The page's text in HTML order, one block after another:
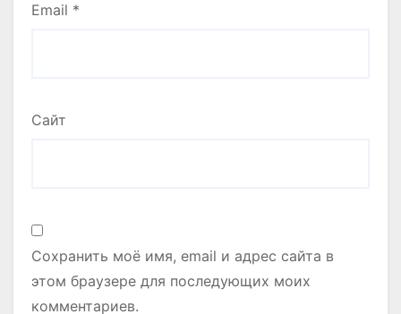
Email *
Сайт
Сохранить моё имя, email и адрес сайта в
этом браузере для последующих моих
комментариев.